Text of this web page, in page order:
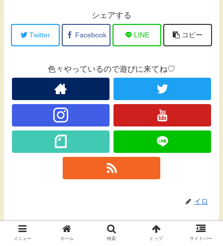
シェアする
Twitter Facebook LINE コピー
色々やっているので遊びに来てね♡
イロ
関連記事
メニュー ホーム 検索 トップ サイドバー